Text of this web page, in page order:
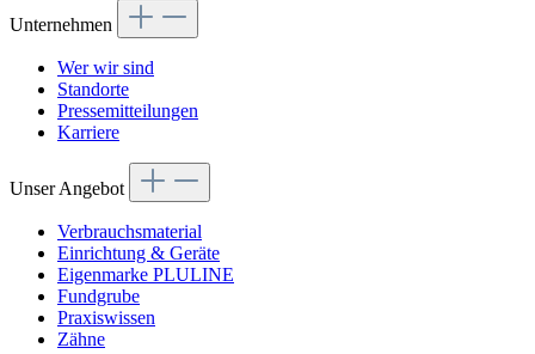
Unternehmen
Wer wir sind
Standorte
Pressemitteilungen
Karriere
Unser Angebot
Verbrauchsmaterial
Einrichtung & Geräte
Eigenmarke PLULINE
Fundgrube
Praxiswissen
Zähne